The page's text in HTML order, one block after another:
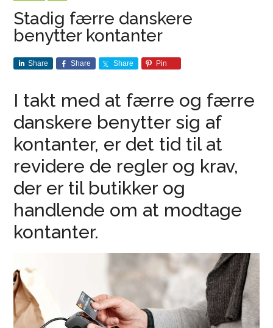
Stadig færre danskere
benytter kontanter
Share Share Share Pin
I takt med at færre og færre
danskere benytter sig af
kontanter, er det tid til at
revidere de regler og krav,
der er til butikker og
handlende om at modtage
kontanter.